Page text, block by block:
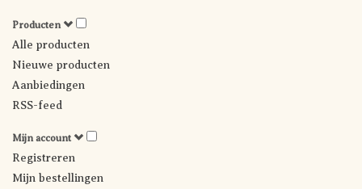
Producten
Alle producten
Nieuwe producten
Aanbiedingen
RSS-feed
Mijn account
Registreren
Mijn bestellingen